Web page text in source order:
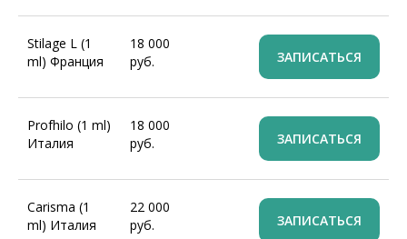
Stilage L (1
ml) Франция
18 000
руб.
ЗАПИСАТЬСЯ
Profhilo (1 ml)
Италия
18 000
руб.
ЗАПИСАТЬСЯ
Carisma (1
ml) Италия
22 000
руб.
ЗАПИСАТЬСЯ